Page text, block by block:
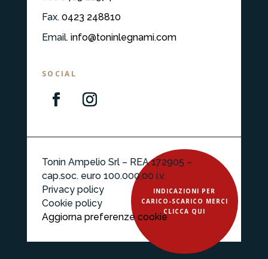
Fax. 0423 248810
Email. info@toninlegnami.com
SOCIAL
Tonin Ampelio Srl – REA172905 –
cap.soc. euro 100.000,00 i.v.
Privacy policy
Cookie policy
Aggiorna preferenze cookie
INDICAZIONI PER
CARICO-SCARICO MERCI
CLICCA QUI